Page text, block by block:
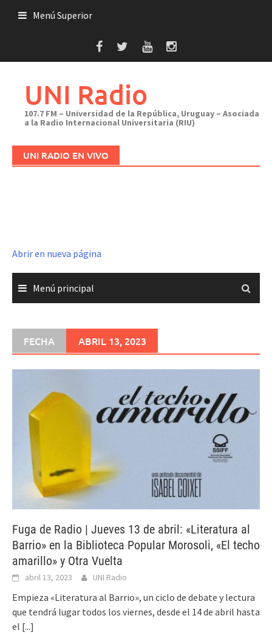
Menú Superior
UNI Radio
107.7 FM – Universidad de la República, Uruguay – Asociada
a la Radio Internacional Universitaria (RIU)
UNI RADIO EN VIVO
Abrir en nueva página
Menú principal
FECHA ABRIL 13, 2023
Fuga de Radio | Jueves 13 de abril: «Literatura al
Barrio» en la Biblioteca Popular Morosoli, «El techo
amarillo» y Otra Vuelta
abril 13, 2023 UNI Radio
Empieza «Literatura al Barrio», un ciclo de debate y lectura
que tendrá lugar todos los viernes, desde el 14 de abril hasta
el [...]